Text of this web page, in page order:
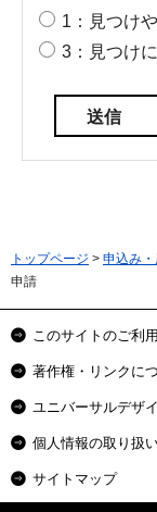
1：見つけ
3：見つけ
トップページ > 申込み・
申請
このサイトのご利
著作権・リンクに
ユニバーサルデザ
個人情報の取り扱
サイトマップ